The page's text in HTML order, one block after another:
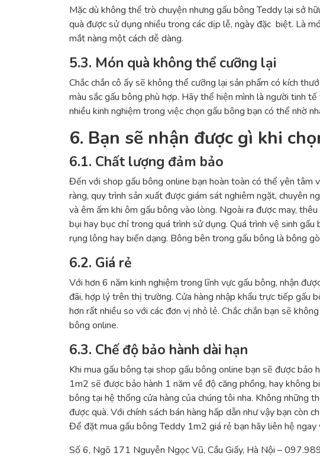
Mặc dù không thể trò chuyện nhưng gấu bông Teddy lại sở
quà được sử dụng nhiều trong các dịp lễ, ngày đặc biệt. Là
mắt nàng một cách dễ dàng.
5.3. Món quà không thể cưỡng lại
Chắc chắn cô ấy sẽ không thể cưỡng lại sản phẩm có kích
màu sắc gấu bông phù hợp. Hãy thể hiện mình là người tinh
nhiều kinh nghiệm trong việc chọn gấu bông bạn có thể nhờ
6. Bạn sẽ nhận được gì khi
6.1. Chất lượng đảm bảo
Đến với shop gấu bông online bạn hoàn toàn có thể yên tâm
ràng, quy trình sản xuất được giám sát nghiêm ngặt, chuyên
và êm ấm khi ôm gấu bông vào lòng. Ngoài ra được may,
bụi hay bục chỉ trong quá trình sử dụng. Quá trình vệ sinh
rụng lông hay biến dạng. Bông bên trong gấu bông là bông
6.2. Giá rẻ
Với hơn 6 năm kinh nghiệm trong lĩnh vực gấu bông, nhận
đãi, hợp lý trên thị trường. Cửa hàng nhập khẩu trực tiếp gấu
hơn rất nhiều so với các đơn vị nhỏ lẻ. Chắc chắn bạn sẽ
bông online.
6.3. Chế độ bảo hành dài hạn
Khi mua gấu bông tại shop gấu bông online bạn sẽ được
1m2 sẽ được bảo hành 1 năm về độ căng phồng, hay không
bông tại hệ thống cửa hàng của chúng tôi nha. Không những
được quà. Với chính sách bán hàng hấp dẫn như vậy bạn còn
Để đặt mua gấu bông Teddy 1m2 giá rẻ bạn hãy liên hệ ngay
Số 6, Ngõ 171 Nguyễn Ngọc Vũ, Cầu Giấy, Hà Nội –